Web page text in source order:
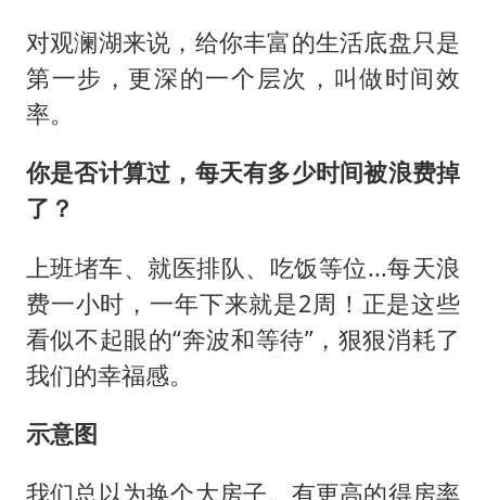
对观澜湖来说，给你丰富的生活底盘只是
第一步，更深的一个层次，叫做时间效
率。
你是否计算过，每天有多少时间被浪费掉
了？
上班堵车、就医排队、吃饭等位...每天浪
费一小时，一年下来就是2周！正是这些
看似不起眼的“奔波和等待”，狠狠消耗了
我们的幸福感。
示意图
我们总以为换个大房子、有更高的得房率